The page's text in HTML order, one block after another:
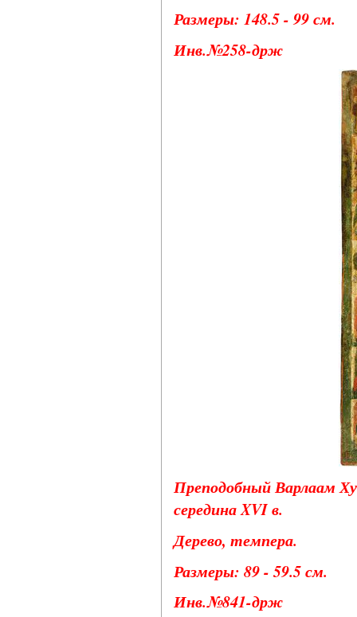
Размеры: 148.5 - 99 см.
Инв.№258-држ
Преподобный Варлаам
середина XVI в.
Дерево, темпера.
Размеры: 89 - 59.5 см.
Инв.№841-држ